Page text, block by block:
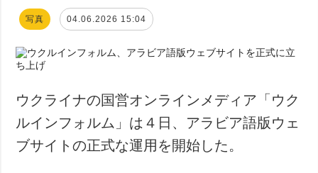
写真 04.06.2026 15:04
ウクライナの国営オンラインメディア「ウク
ルインフォルム」は４日、アラビア語版ウェ
ブサイトの正式な運用を開始した。